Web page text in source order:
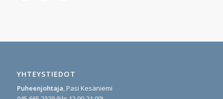
YHTEYSTIEDOT
Puheenjohtaja, Pasi Kesäniemi